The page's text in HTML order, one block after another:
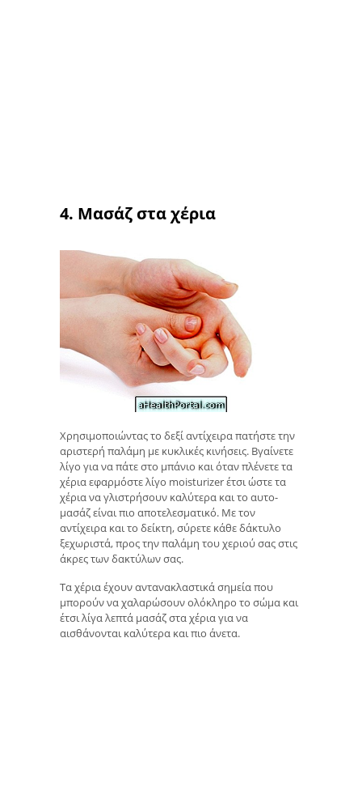
4. Μασάζ στα χέρια
Χρησιμοποιώντας το δεξί αντίχειρα πατήστε την
αριστερή παλάμη με κυκλικές κινήσεις. Βγαίνετε
λίγο για να πάτε στο μπάνιο και όταν πλένετε τα
χέρια εφαρμόστε λίγο moisturizer έτσι ώστε τα
χέρια να γλιστρήσουν καλύτερα και το αυτο-
μασάζ είναι πιο αποτελεσματικό. Με τον
αντίχειρα και το δείκτη, σύρετε κάθε δάκτυλο
ξεχωριστά, προς την παλάμη του χεριού σας στις
άκρες των δακτύλων σας.
Τα χέρια έχουν αντανακλαστικά σημεία που
μπορούν να χαλαρώσουν ολόκληρο το σώμα και
έτσι λίγα λεπτά μασάζ στα χέρια για να
αισθάνονται καλύτερα και πιο άνετα.